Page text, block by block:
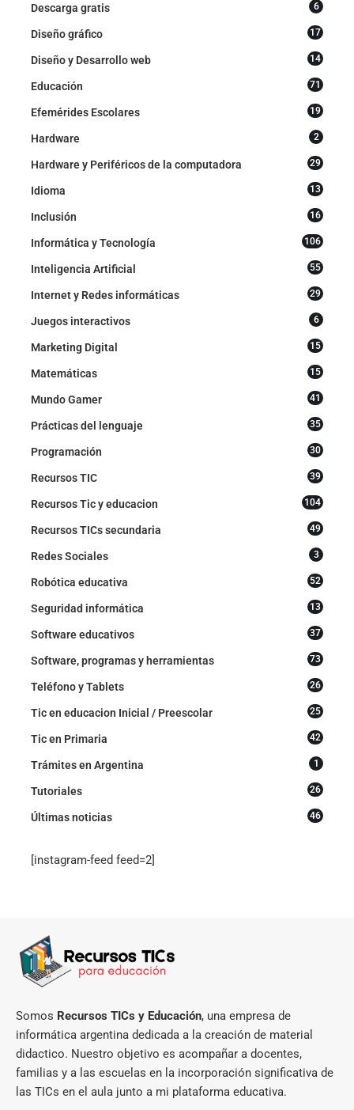
Descarga gratis 6
Diseño gráfico 17
Diseño y Desarrollo web 14
Educación 71
Efemérides Escolares 19
Hardware 2
Hardware y Periféricos de la computadora 29
Idioma 13
Inclusión 16
Informática y Tecnología 106
Inteligencia Artificial 55
Internet y Redes informáticas 29
Juegos interactivos 6
Marketing Digital 15
Matemáticas 15
Mundo Gamer 41
Prácticas del lenguaje 35
Programación 30
Recursos TIC 39
Recursos Tic y educacion 104
Recursos TICs secundaria 49
Redes Sociales 3
Robótica educativa 52
Seguridad informática 13
Software educativos 37
Software, programas y herramientas 73
Teléfono y Tablets 26
Tic en educacion Inicial / Preescolar 25
Tic en Primaria 42
Trámites en Argentina 1
Tutoriales 26
Últimas noticias 46
[instagram-feed feed=2]
Somos Recursos TICs y Educación, una empresa de
informática argentina dedicada a la creación de material
didactico. Nuestro objetivo es acompañar a docentes,
familias y a las escuelas en la incorporación significativa de
las TICs en el aula junto a mi plataforma educativa.